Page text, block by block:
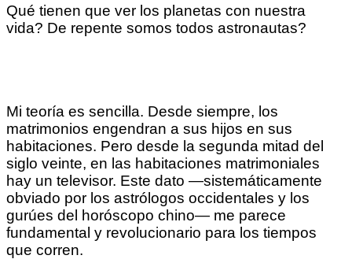
Qué tienen que ver los planetas con nuestra
vida? De repente somos todos astronautas?
Mi teoría es sencilla. Desde siempre, los
matrimonios engendran a sus hijos en sus
habitaciones. Pero desde la segunda mitad del
siglo veinte, en las habitaciones matrimoniales
hay un televisor. Este dato —sistemáticamente
obviado por los astrólogos occidentales y los
gurúes del horóscopo chino— me parece
fundamental y revolucionario para los tiempos
que corren.